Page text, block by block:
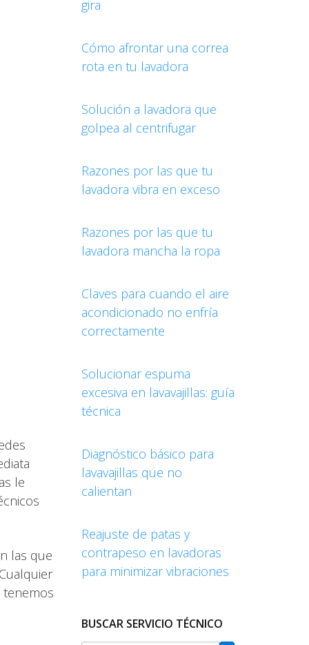
le
las que
gira
Cómo afrontar una correa
rota en tu lavadora
Solución a lavadora que
golpea al centrifugar
Razones por las que tu
lavadora vibra en exceso
Razones por las que tu
lavadora mancha la ropa
Claves para cuando el aire
acondicionado no enfría
correctamente
Solucionar espuma
excesiva en lavavajillas: guía
técnica
Diagnóstico básico para
lavavajillas que no
calientan
Reajuste de patas y
contrapeso en lavadoras
para minimizar vibraciones
BUSCAR SERVICIO TÉCNICO